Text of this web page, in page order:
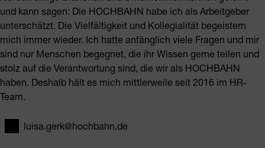
und kann sagen: Die HOCHBAHN habe ich als Arbeitgeber
unterschätzt. Die Vielfältigkeit und Kollegialität begeistern
mich immer wieder. Ich hatte anfänglich viele Fragen und mir
sind nur Menschen begegnet, die ihr Wissen gerne teilen und
stolz auf die Verantwortung sind, die wir als HOCHBAHN
haben. Deshalb hält es mich mittlerweile seit 2016 im HR-
Team.
E-Mail
luisa.gerk@hochbahn.de